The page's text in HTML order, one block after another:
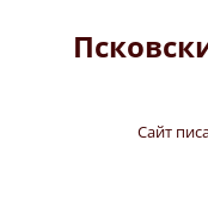
содержимому
Сайт